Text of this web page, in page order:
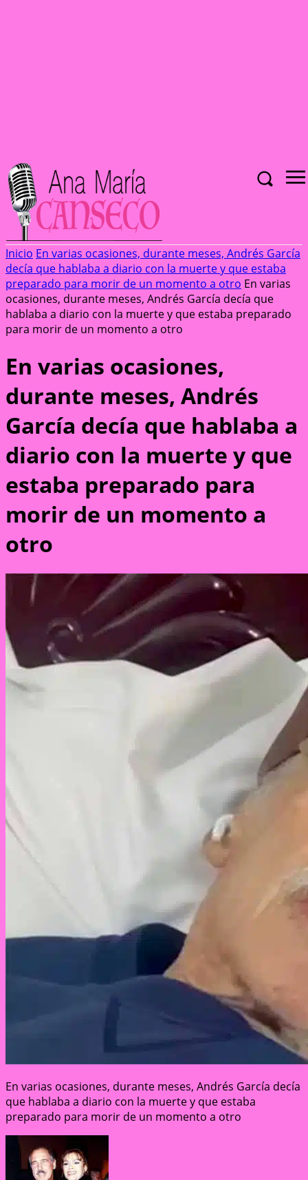
Inicio En varias ocasiones, durante meses, Andrés García
decía que hablaba a diario con la muerte y que estaba
preparado para morir de un momento a otro En varias
ocasiones, durante meses, Andrés García decía que
hablaba a diario con la muerte y que estaba preparado
para morir de un momento a otro
En varias ocasiones,
durante meses, Andrés
García decía que hablaba a
diario con la muerte y que
estaba preparado para
morir de un momento a
otro
En varias ocasiones, durante meses, Andrés García decía
que hablaba a diario con la muerte y que estaba
preparado para morir de un momento a otro